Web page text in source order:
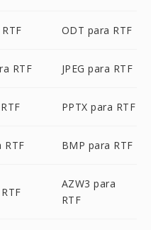
ODT para RTF
RTF JPEG para RTF
PPTX para RTF
RTF BMP para RTF
AZW3 para
RTF